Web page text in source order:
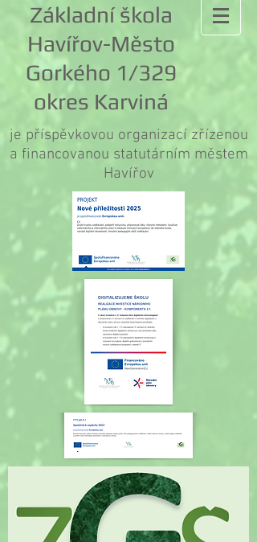
Základní škola
Havířov-Město
Gorkého 1/329
okres Karviná
je příspěvkovou organizací zřízenou
a financovanou statutárním městem
Havířov